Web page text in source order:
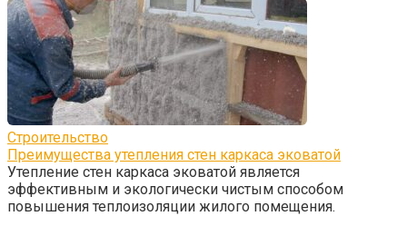
Строительство
Преимущества утепления стен каркаса эковатой
Утепление стен каркаса эковатой является
эффективным и экологически чистым способом
повышения теплоизоляции жилого помещения.